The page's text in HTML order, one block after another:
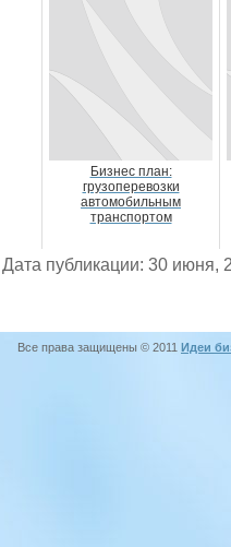
Бизнес план:
грузоперевозки
автомобильным
транспортом
Дата публикации: 30 июня,
Все права защищены © 2011 Идеи